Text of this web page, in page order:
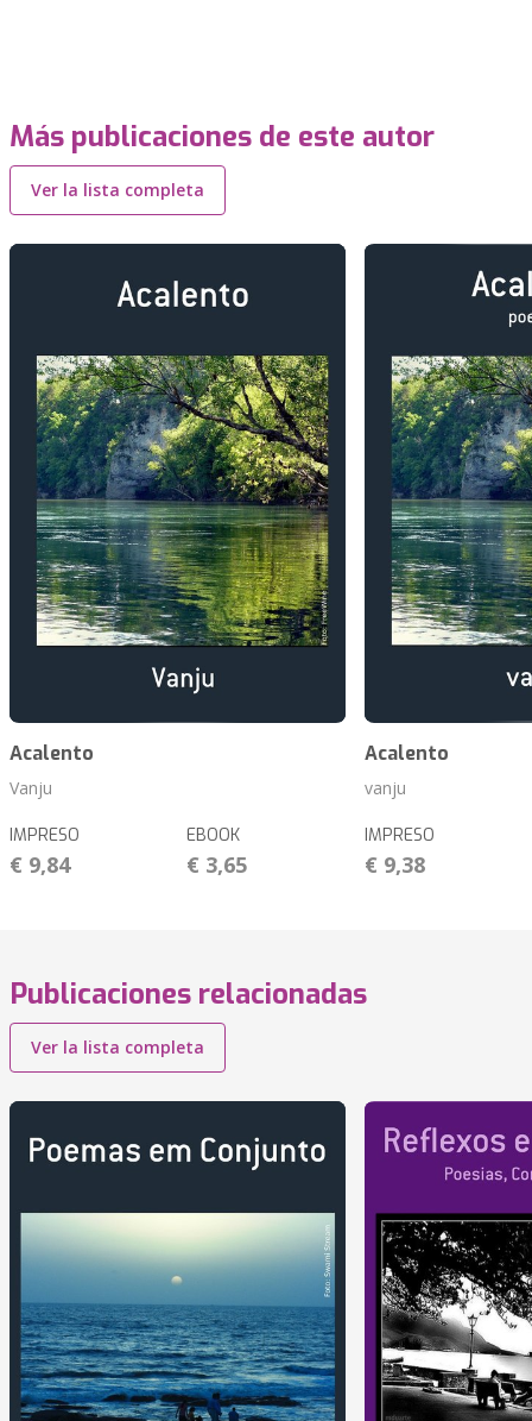
Más publicaciones de este autor
Ver la lista completa
Acalento
Vanju
IMPRESO
€ 9,84
EBOOK
€ 3,65
Acalento
vanju
IMPRESO
€ 9,38
Publicaciones relacionadas
Ver la lista completa